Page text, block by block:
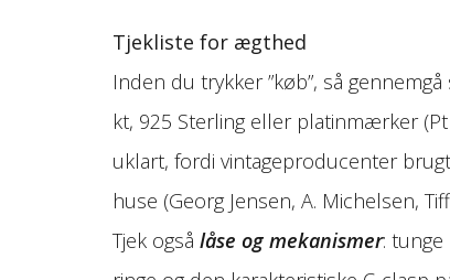
Tjekliste for ægthed
Inden du trykker ”køb”, så
kt, 925 Sterling eller platinmærker
uklart, fordi vintage­producenter
huse (Georg Jensen, A. Michelsen,
Tjek også låse og mekanismer: